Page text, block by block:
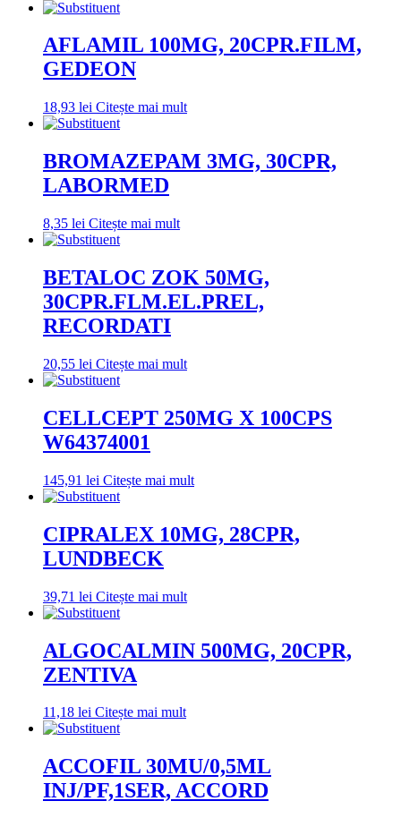
AFLAMIL 100MG, 20CPR.FILM,
GEDEON
18,93 lei Citește mai mult
BROMAZEPAM 3MG, 30CPR,
LABORMED
8,35 lei Citește mai mult
BETALOC ZOK 50MG,
30CPR.FLM.EL.PREL,
RECORDATI
20,55 lei Citește mai mult
CELLCEPT 250MG X 100CPS
W64374001
145,91 lei Citește mai mult
CIPRALEX 10MG, 28CPR,
LUNDBECK
39,71 lei Citește mai mult
ALGOCALMIN 500MG, 20CPR,
ZENTIVA
11,18 lei Citește mai mult
ACCOFIL 30MU/0,5ML
INJ/PF,1SER, ACCORD